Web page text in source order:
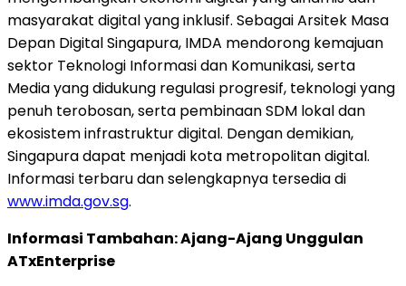
masyarakat digital yang inklusif. Sebagai Arsitek Masa
Depan Digital Singapura, IMDA mendorong kemajuan
sektor Teknologi Informasi dan Komunikasi, serta
Media yang didukung regulasi progresif, teknologi yang
penuh terobosan, serta pembinaan SDM lokal dan
ekosistem infrastruktur digital. Dengan demikian,
Singapura dapat menjadi kota metropolitan digital.
Informasi terbaru dan selengkapnya tersedia di
www.imda.gov.sg.
Informasi Tambahan: Ajang-Ajang Unggulan
ATxEnterprise